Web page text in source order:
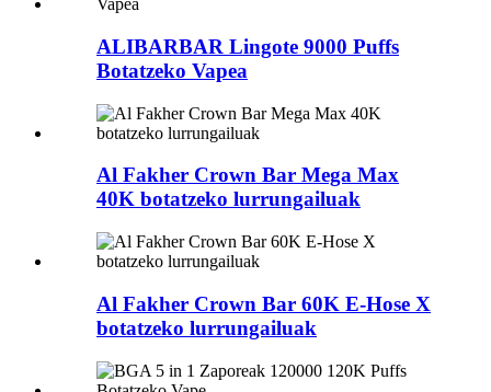
ALIBARBAR Lingote 9000 Puffs
Botatzeko Vapea
Al Fakher Crown Bar Mega Max
40K botatzeko lurrungailuak
Al Fakher Crown Bar 60K E-Hose X
botatzeko lurrungailuak